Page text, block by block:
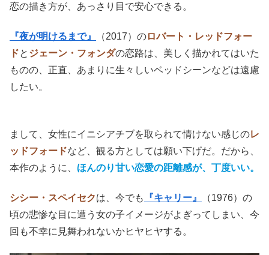
恋の描き方が、あっさり目で安心できる。
『夜が明けるまで』 （2017）のロバート・レッドフォー
ドと ジェーン・フォンダの恋路は、美しく描かれてはいた
ものの、正直、あまりに生々しいベッドシーンなどは遠慮
したい。
まして、女性にイニシアチブを取られて情けない感じのレ
ッドフォードなど、観る方としては願い下げだ。だから、
本作のように、 ほんのり甘い恋愛の距離感が、丁度いい。
シシー・スペイセクは、今でも 『キャリー』
（1976）の
頃の悲惨な目に遭う女の子イメージがよぎってしまい、今
回も不幸に見舞われないかヒヤヒヤする。